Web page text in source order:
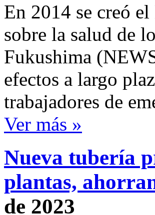
En 2014 se creó
sobre la salud de
Fukushima
efectos a largo
trabajadores de
Ver más »
Nueva tubería
plantas,
de 2023